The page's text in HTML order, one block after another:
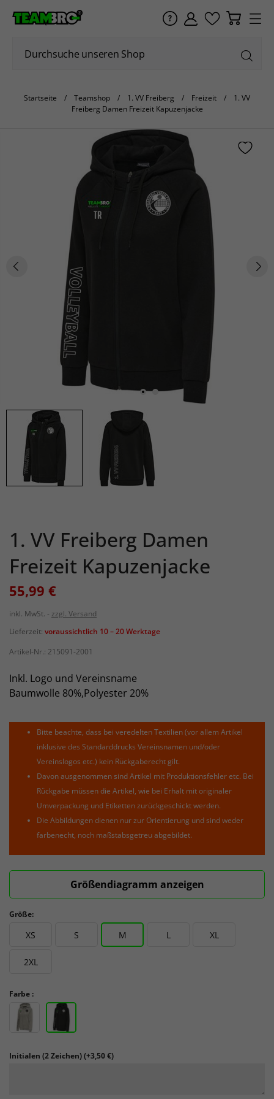
Startseite Teamshop 1. VV Freiberg Freizeit
1. VV
Freiberg Damen Freizeit Kapuzenjacke
1. VV Freiberg Damen
Freizeit Kapuzenjacke
55,99 €
inkl. MwSt.
zzgl. Versand
Lieferzeit: voraussichtlich 10 – 20 Werktage
Artikel-Nr.: 215091-2001
Inkl. Logo und Vereinsname
Baumwolle 80%,Polyester 20%
Bitte beachte, dass bei veredelten Textilien (vor allem Artikel
inklusive des Standarddrucks Vereinsnamen und/oder
Vereinslogos etc.) kein Rückgaberecht gilt.
Davon ausgenommen sind Artikel mit Produktionsfehler etc. Bei
Rückgabe müssen die Artikel, wie bei Erhalt mit originaler
Umverpackung und Etiketten zurückgeschickt werden.
Die Abbildungen dienen nur zur Orientierung und sind weder
farbenecht, noch maßstabsgetreu abgebildet.
Größendiagramm anzeigen
Größe:
XS S M L XL
2XL
Farbe :
Initialen (2 Zeichen)(+3,50 €)